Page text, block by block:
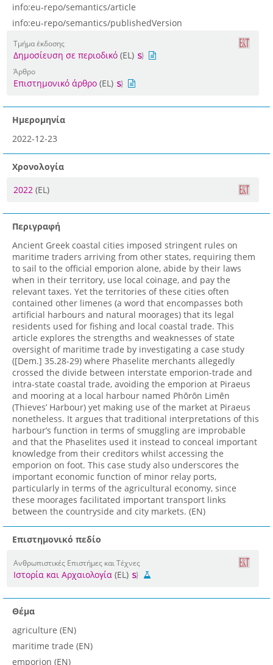
info:eu-repo/semantics/article
info:eu-repo/semantics/publishedVersion
Τμήμα έκδοσης
Δημοσίευση σε περιοδικό (EL)
Άρθρο
Επιστημονικό άρθρο (EL)
Ημερομηνία
2022-12-23
Χρονολογία
2022 (EL)
Περιγραφή
Ancient Greek coastal cities imposed stringent rules on
maritime traders arriving from other states, requiring them
to sail to the official emporion alone, abide by their laws
when in their territory, use local coinage, and pay the
relevant taxes. Yet the territories of these cities often
contained other limenes (a word that encompasses both
artificial harbours and natural moorages) that its legal
residents used for fishing and local coastal trade. This
article explores the strengths and weaknesses of state
oversight of maritime trade by investigating a case study
([Dem.] 35.28-29) where Phaselite merchants allegedly
crossed the divide between interstate emporion-trade and
intra-state coastal trade, avoiding the emporion at Piraeus
and mooring at a local harbour named Phōrōn Limēn
(Thieves’ Harbour) yet making use of the market at Piraeus
nonetheless. It argues that traditional interpretations of this
harbour’s function in terms of smuggling are improbable
and that the Phaselites used it instead to conceal important
knowledge from their creditors whilst accessing the
emporion on foot. This case study also underscores the
important economic function of minor relay ports,
particularly in terms of the agricultural economy, since
these moorages facilitated important transport links
between the countryside and city markets. (EN)
Επιστημονικό πεδίο
Ανθρωπιστικές Επιστήμες και Τέχνες
Ιστορία και Αρχαιολογία (EL)
Θέμα
agriculture (EN)
maritime trade (EN)
emporion (EN)